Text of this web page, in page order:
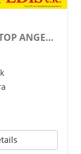
Hybrid 145 GT e-DCS6 *Pano*360*TOP ANGEBOT